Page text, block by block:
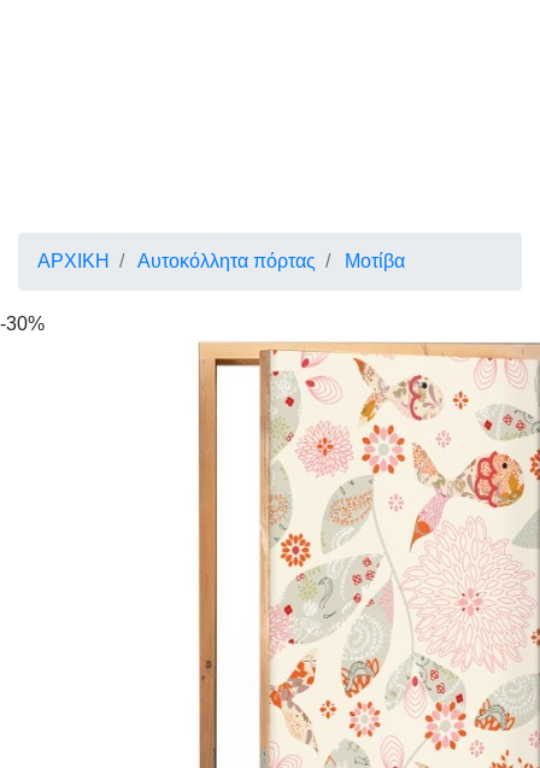
ΑΡΧΙΚΗ Αυτοκόλλητα πόρτας Μοτίβα
-30%